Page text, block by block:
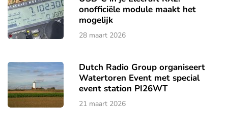
onofficiële module maakt het
mogelijk
28 maart 2026
Dutch Radio Group organiseert
Watertoren Event met special
event station PI26WT
21 maart 2026